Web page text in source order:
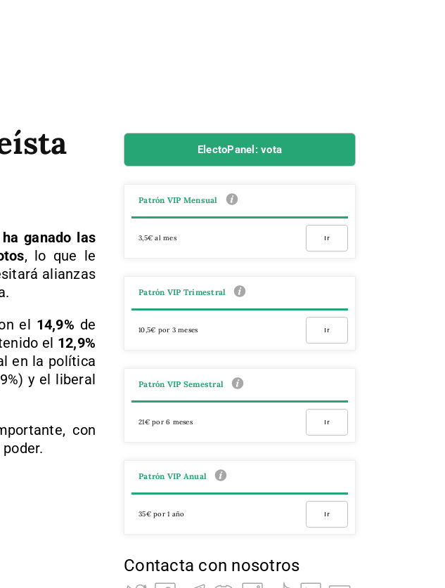
ganado las
, lo que le
alianzas
el 14,9% de
el 12,9%
en la política
y el liberal
con
ElectoPanel: vota
Patrón VIP Mensual
3,5€ al mes Ir
Patrón VIP Trimestral
10,5€ por 3 meses Ir
Patrón VIP Semestral
21€ por 6 meses Ir
Patrón VIP Anual
35€ por 1 año Ir
Contacta con nosotros